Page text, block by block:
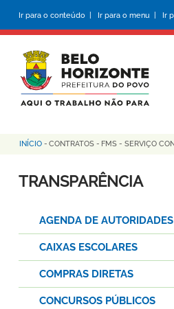
conteúdo
principal
Ir para o conteúdo | Ir para o menu | Ir
Trilha
de
INÍCIO - CONTRATOS - FMS - SERVIÇO
TRANSPARÊNCIA
AGENDA DE AUTORIDADES
CAIXAS ESCOLARES
COMPRAS DIRETAS
CONCURSOS PÚBLICOS